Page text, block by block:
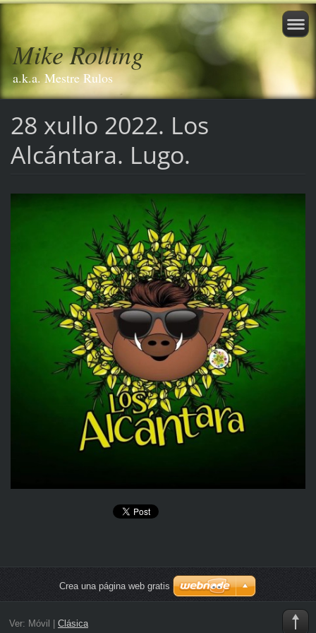
Mike Rolling
a.k.a. Mestre Rulos
28 xullo 2022. Los
Alcántara. Lugo.
Crea una página web gratis
Ver: Móvil | Clásica